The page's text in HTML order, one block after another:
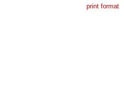
print format